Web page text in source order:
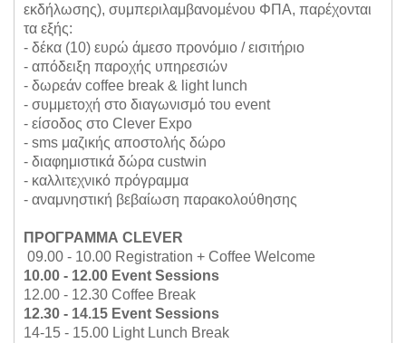
εκδήλωσης), συμπεριλαμβανομένου ΦΠΑ, παρέχονται
τα εξής:
- δέκα (10) ευρώ άμεσο προνόμιο / εισιτήριο
- απόδειξη παροχής υπηρεσιών
- δωρεάν coffee break & light lunch
- συμμετοχή στο διαγωνισμό του event
- είσοδος στο Clever Expo
- sms μαζικής αποστολής δώρο
- διαφημιστικά δώρα custwin
- καλλιτεχνικό πρόγραμμα
- αναμνηστική βεβαίωση παρακολούθησης
ΠΡΟΓΡΑΜΜΑ CLEVER
09.00 - 10.00 Registration + Coffee Welcome
10.00 - 12.00 Event Sessions
12.00 - 12.30 Coffee Break
12.30 - 14.15 Event Sessions
14-15 - 15.00 Light Lunch Break